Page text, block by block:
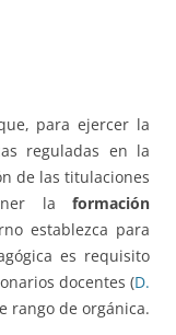
para ejercer la
reguladas en la
de las titulaciones
la formación
establezca para
es requisito
docentes (D.
rango de orgánica.